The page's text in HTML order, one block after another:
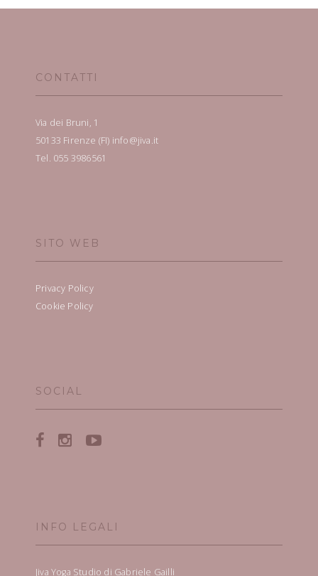
CONTATTI
Via dei Bruni, 1
50133 Firenze (FI) info@jiva.it
Tel. 055 3986561
SITO WEB
Privacy Policy
Cookie Policy
SOCIAL
INFO LEGALI
Jiva Yoga Studio di Gabriele Gailli